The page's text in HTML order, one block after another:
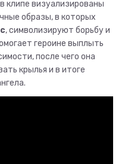
клипе визуализированы
образы, в которых
, символизируют борьбу и
героине выплыть
после чего она
крылья и в итоге